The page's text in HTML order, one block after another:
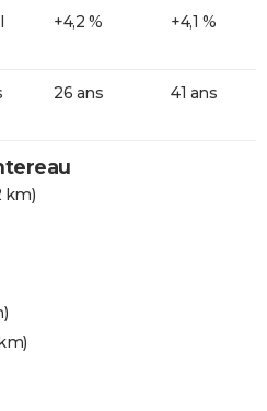
+4,2 % +4,1 %
26 ans 41 ans
km)